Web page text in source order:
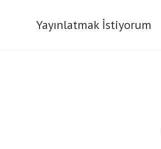
Yayınlatmak İstiyorum